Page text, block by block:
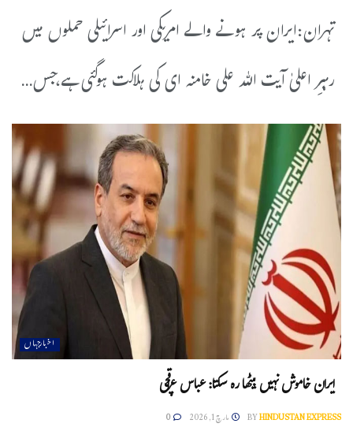
تہران:ایران پر ہونے والے امریکی اور اسرائیلی حملوں میں
رہبرِ اعلیٰ آیت اللہ علی خامنہ ای کی ہلاکت ہوگئی ہے،جس...
اخبارجہاں
ایران خاموش نہیں بیٹھا رہ سکتا: عباس عراقچی
BYHINDUSTAN EXPRESS مارچ 1, 2026 0